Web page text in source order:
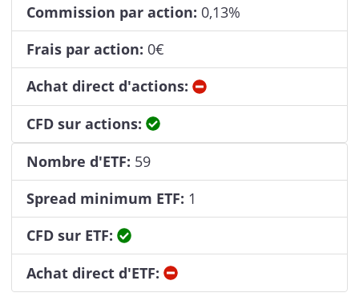
Commission par action: 0,13%
Frais par action: 0€
Achat direct d'actions:
Non
CFD sur actions:
Oui
Nombre d'ETF: 59
Spread minimum ETF: 1
CFD sur ETF:
Oui
Achat direct d'ETF:
Non